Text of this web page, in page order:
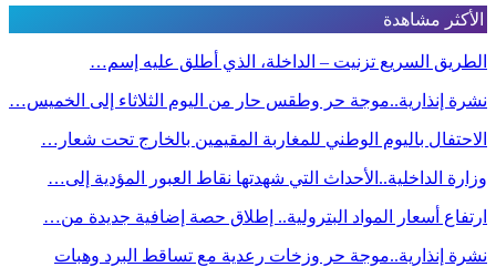
الأكثر مشاهدة
الطريق السريع تزنيت – الداخلة، الذي أطلق عليه إسم…
نشرة إنذارية..موجة حر وطقس حار من اليوم الثلاثاء إلى الخميس…
الاحتفال باليوم الوطني للمغاربة المقيمين بالخارج تحت شعار…
وزارة الداخلية..الأحداث التي شهدتها نقاط العبور المؤدية إلى…
ارتفاع أسعار المواد البترولية.. إطلاق حصة إضافية جديدة من…
نشرة إنذارية..موجة حر وزخات رعدية مع تساقط البرد وهبات